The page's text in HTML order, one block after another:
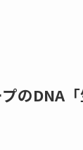
のDNA「